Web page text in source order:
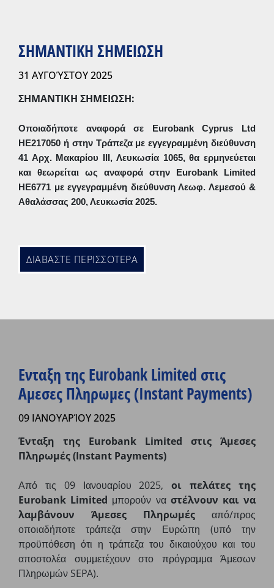
ΣΗΜΑΝΤΙΚΗ ΣΗΜΕΙΩΣΗ
31 ΑΥΓΟΎΣΤΟΥ 2025
ΣΗΜΑΝΤΙΚΗ ΣΗΜΕΙΩΣΗ:
Οποιαδήποτε αναφορά σε EurobankCyprus
Ltd
HE217050 ή στην Τράπεζα με εγγεγραμμένη διεύθυνση
41 Αρχ. Μακαρίου ΙΙΙ, Λευκωσία 1065, θα ερμηνεύεται
και θεωρείται ως αναφορά στην
Eurobank
Limited
HE6771 με εγγεγραμμένη διεύθυνση Λεωφ. Λεμεσού &
Αθαλάσσας 200, Λευκωσία 2025.
ΔΙΑΒΑΣΤΕ ΠΕΡΙΣΣΟΤΕΡΑ
Ενταξη της Eurobank Limited στις
Αμεσες Πληρωμες (Instant Payments)
09 ΙΑΝΟΥΑΡΊΟΥ 2025
Ένταξη της Eurobank Limited στις Άμεσες
Πληρωμές (Instant Payments)
Από τις 09 Ιανουαρίου 2025,οι πελάτες της
Eurobank Limited μπορούν να στέλνουν και να
λαμβάνουν Άμεσες Πληρωμές από/προς
οποιαδήποτε τράπεζα στην Ευρώπη (υπό την
προϋπόθεση ότι η τράπεζα του δικαιούχου και του
αποστολέα συμμετέχουν στο πρόγραμμα Άμεσων
Πληρωμών SEPA).